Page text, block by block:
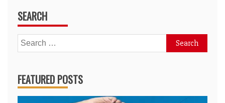
SEARCH
Search
for:
FEATURED POSTS